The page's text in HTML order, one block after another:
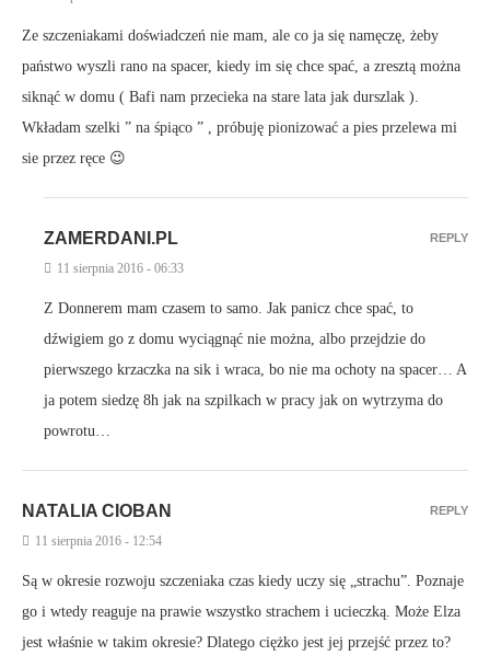
Ze szczeniakami doświadczeń nie mam, ale co ja się namęczę, żeby
państwo wyszli rano na spacer, kiedy im się chce spać, a zresztą można
siknąć w domu ( Bafi nam przecieka na stare lata jak durszlak ).
Wkładam szelki ” na śpiąco ” , próbuję pionizować a pies przelewa mi
sie przez ręce 😉
ZAMERDANI.PL
11 sierpnia 2016 - 06:33
Z Donnerem mam czasem to samo. Jak panicz chce spać, to
dźwigiem go z domu wyciągnąć nie można, albo przejdzie do
pierwszego krzaczka na sik i wraca, bo nie ma ochoty na spacer… A
ja potem siedzę 8h jak na szpilkach w pracy jak on wytrzyma do
powrotu…
REPLY
NATALIA CIOBAN
11 sierpnia 2016 - 12:54
Są w okresie rozwoju szczeniaka czas kiedy uczy się „strachu”. Poznaje
go i wtedy reaguje na prawie wszystko strachem i ucieczką. Może Elza
jest właśnie w takim okresie? Dlatego ciężko jest jej przejść przez to?
REPLY